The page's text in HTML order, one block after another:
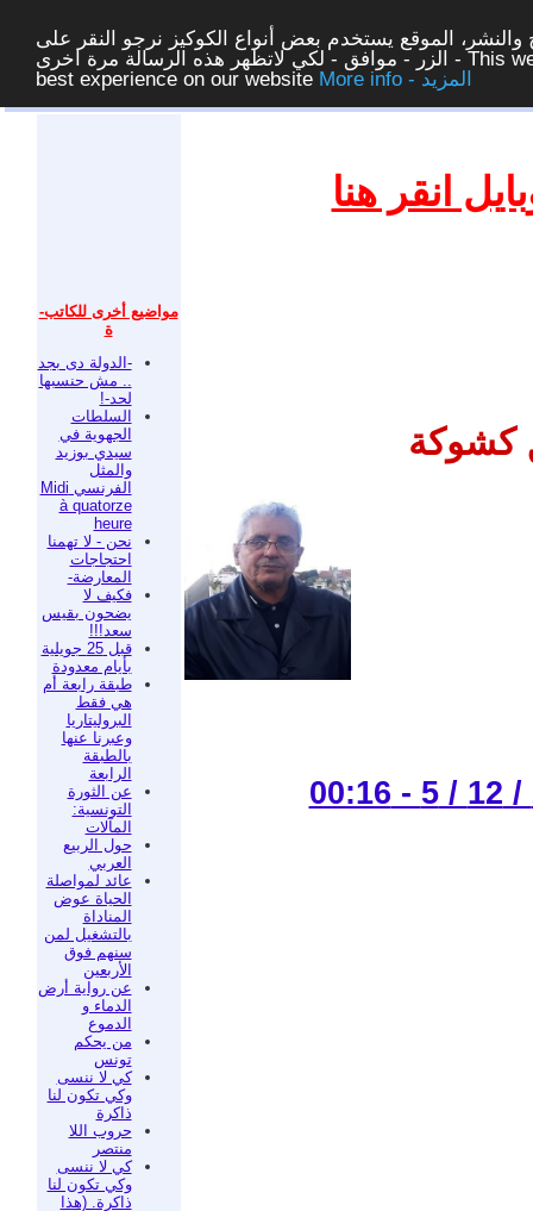
الموقع يستخدم بعض أنواع الكوكيز نرجو النقر على
الزر - موافق - لكي لاتظهر هذه الرسالة مرة اخرى - This website uses cookies to ensure you get the
best experience on our website
More info - المزيد
غلق
مواضيع أخرى للكاتب-
ة
-الدولة دى بجد
.. مش حنسبها
لحد-!
السلطات
الجهوية في
سيدي بوزيد
والمثل
الفرنسي Midi
à quatorze
heure
نحن - لا تهمنا
احتجاجات
المعارضة-
فكيف لا
يضحون بقيس
سعد!!!
قبل 25 جويلية
بأيام معدودة
طبقة رابعة أم
هي فقط
البروليتاريا
وعبرنا عنها
بالطبقة
الرابعة
عن الثورة
التونسية:
المآلات
حول الربيع
العربي
عائد لمواصلة
الحياة عوض
المناداة
بالتشغيل لمن
سنهم فوق
الأربعين
عن رواية أرض
الدماء و
الدموع
من يحكم
تونس
كي لا ننسى
وكي تكون لنا
ذاكرة
حروب اللا
منتصر
كي لا ننسى
وكي تكون لنا
ذاكرة. (هذا
انقر هنا
كشوكة